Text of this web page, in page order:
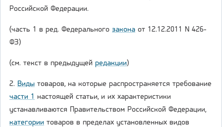
Российской Федерации.
(часть 1 в ред. Федерального закона от 12.12.2011 N 426-
ФЗ)
(см. текст в предыдущей редакции)
2. Виды товаров, на которые распространяется требование
части 1 настоящей статьи, и их характеристики
устанавливаются Правительством Российской Федерации,
категории товаров в пределах установленных видов